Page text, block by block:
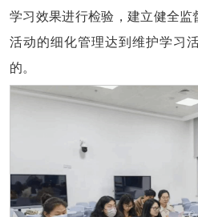
学习效果进行检验，建立健全监
活动的细化管理达到维护学习
的。